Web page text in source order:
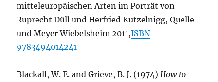
mitteleuropäischen Arten im Porträt von
Ruprecht Düll und Herfried Kutzelnigg, Quelle
und Meyer Wiebelsheim 2011,ISBN
9783494014241
Blackall, W. E. and Grieve, B. J. (1974) How to